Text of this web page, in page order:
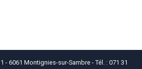
- 6061 Montignies-sur-Sambre - Tél. : 071 31